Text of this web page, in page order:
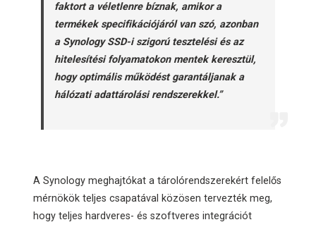
faktort a véletlenre bíznak, amikor a
termékek specifikációjáról van szó, azonban
a Synology SSD-i szigorú tesztelési és az
hitelesítési folyamatokon mentek keresztül,
hogy optimális működést garantáljanak a
hálózati adattárolási rendszerekkel.”
A Synology meghajtókat a tárolórendszerekért felelős
mérnökök teljes csapatával közösen tervezték meg,
hogy teljes hardveres- és szoftveres integrációt